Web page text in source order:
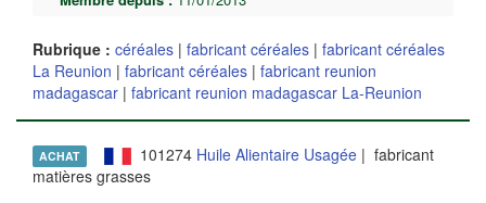
Rubrique : céréales | fabricant céréales | fabricant céréales
La Reunion | fabricant céréales | fabricant reunion
madagascar | fabricant reunion madagascar La-Reunion
ACHAT 101274 Huile Alientaire Usagée| fabricant
matières grasses